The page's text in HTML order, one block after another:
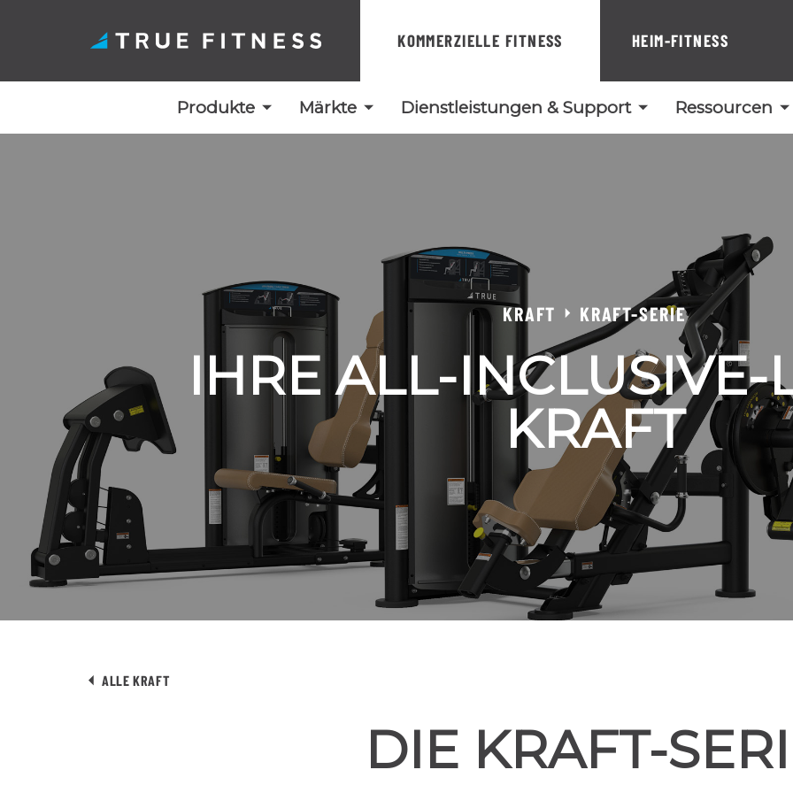
KOMMERZIELLE FITNESS HEIM-FITNESS
Produkte Märkte Dienstleistungen & Support Ressourcen
KRAFT KRAFT-SERIE
IHRE ALL-INCLUSIVE-
KRAFT
ALLE KRAFT
DIE KRAFT-